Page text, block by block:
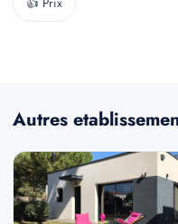
Autres